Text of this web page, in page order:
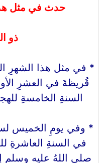
حدث في مثل
ذو
* في مثل هذا الشهرِ
قُريظةَ في العشرِ
السنةِ الخامسةِ
* وفي يومِ الخميس
في السنةِ العاشرةِ
صلى اللهُ عليه وسلم